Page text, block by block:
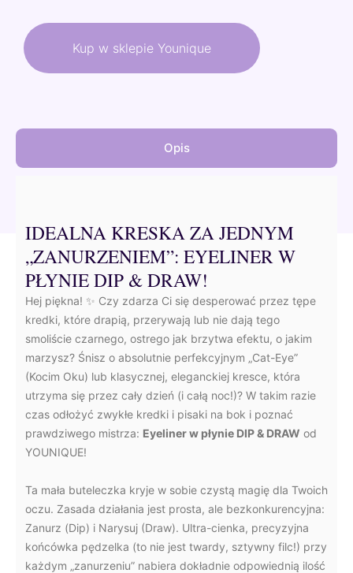
wynosiła:wynosi:
Kup w sklepie Younique
Opis
IDEALNA KRESKA ZA JEDNYM
„ZANURZENIEM”: EYELINER W
PŁYNIE DIP & DRAW!
Hej piękna! ✨ Czy zdarza Ci się desperować przez tępe
kredki, które drapią, przerywają lub nie dają tego
smoliście czarnego, ostrego jak brzytwa efektu, o jakim
marzysz? Śnisz o absolutnie perfekcyjnym „Cat-Eye”
(Kocim Oku) lub klasycznej, eleganckiej kresce, która
utrzyma się przez cały dzień (i całą noc!)? W takim razie
czas odłożyć zwykłe kredki i pisaki na bok i poznać
prawdziwego mistrza: Eyeliner w płynie DIP & DRAW od
YOUNIQUE!
Ta mała buteleczka kryje w sobie czystą magię dla Twoich
oczu. Zasada działania jest prosta, ale bezkonkurencyjna:
Zanurz (Dip) i Narysuj (Draw). Ultra-cienka, precyzyjna
końcówka pędzelka (to nie jest twardy, sztywny filc!) przy
każdym „zanurzeniu” nabiera dokładnie odpowiednią ilość